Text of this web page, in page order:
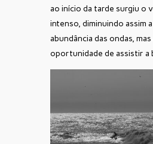
ao início da tarde surgiu o
intenso, diminuindo assim
abundância das ondas,
oportunidade de assistir a